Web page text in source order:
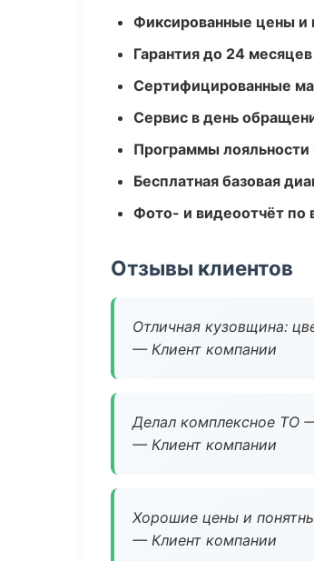
Фиксированные цены и
Гарантия до 24
Сертифицированные
Сервис в день
Программы лояльности
Бесплатная базовая
Фото- и видеоотчёт по
Отзывы клиентов
Отличная кузовщина:
— Клиент компании
Делал комплексное ТО
— Клиент компании
Хорошие цены и
— Клиент компании